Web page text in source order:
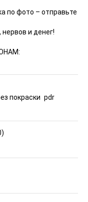
по фото – отправьте
и денег!
)
покраски pdr